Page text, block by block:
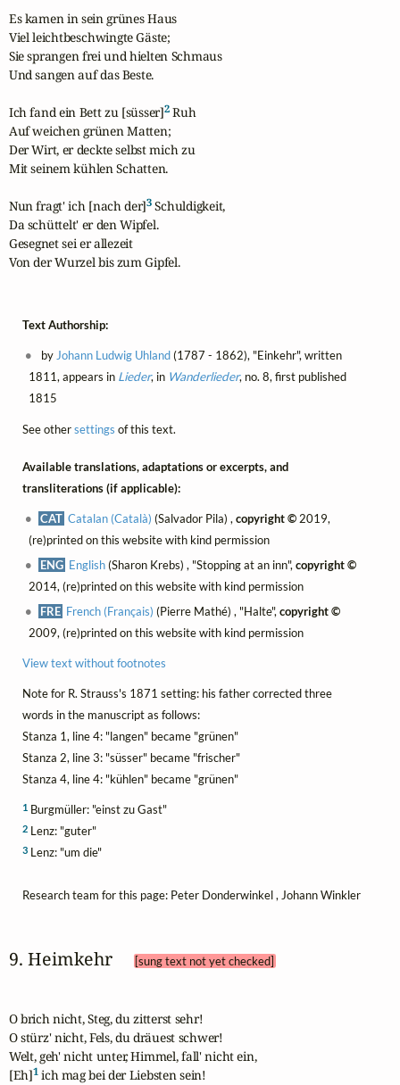
Es kamen in sein grünes Haus
Viel leichtbeschwingte Gäste;
Sie sprangen frei und hielten Schmaus
Und sangen auf das Beste.
Ich fand ein Bett zu [süsser]2 Ruh
Auf weichen grünen Matten;
Der Wirt, er deckte selbst mich zu
Mit seinem kühlen Schatten.
Nun fragt' ich [nach der]3 Schuldigkeit,
Da schüttelt' er den Wipfel.
Gesegnet sei er allezeit
Von der Wurzel bis zum Gipfel.
Text Authorship:
byJohann Ludwig Uhland(1787 - 1862), "Einkehr", written
1811, appears in Lieder, in Wanderlieder, no. 8, first published
1815
See othersettings of this text.
Available translations, adaptations or excerpts, and
transliterations (if applicable):
CAT Catalan (Català) (Salvador Pila) ,copyright © 2019,
(re)printed on this website with kind permission
ENG English(Sharon Krebs) , "Stopping at an inn",copyright ©
2014, (re)printed on this website with kind permission
FRE French (Français) (Pierre Mathé) , "Halte",copyright ©
2009, (re)printed on this website with kind permission
View text without footnotes
Note for R. Strauss's 1871 setting: his father corrected three
words in the manuscript as follows:
Stanza 1, line 4: "langen" became "grünen"
Stanza 2, line 3: "süsser" became "frischer"
Stanza 4, line 4: "kühlen" became "grünen"
1Burgmüller: "einst zu Gast"
2Lenz: "guter"
3Lenz: "um die"
Research team for this page: Peter Donderwinkel , Johann Winkler
9. Heimkehr [sung text not yet checked]
O brich nicht, Steg, du zitterst sehr!
O stürz' nicht, Fels, du dräuest schwer!
Welt, geh' nicht unter, Himmel, fall' nicht ein,
[Eh]1 ich mag bei der Liebsten sein!